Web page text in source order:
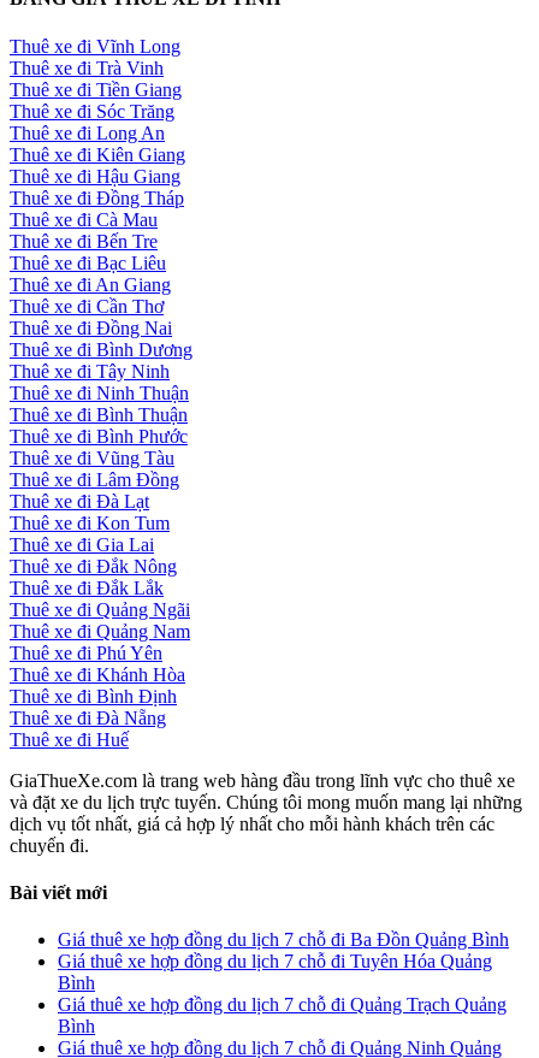
Thuê xe đi Vĩnh Long
Thuê xe đi Trà Vinh
Thuê xe đi Tiền Giang
Thuê xe đi Sóc Trăng
Thuê xe đi Long An
Thuê xe đi Kiên Giang
Thuê xe đi Hậu Giang
Thuê xe đi Đồng Tháp
Thuê xe đi Cà Mau
Thuê xe đi Bến Tre
Thuê xe đi Bạc Liêu
Thuê xe đi An Giang
Thuê xe đi Cần Thơ
Thuê xe đi Đồng Nai
Thuê xe đi Bình Dương
Thuê xe đi Tây Ninh
Thuê xe đi Ninh Thuận
Thuê xe đi Bình Thuận
Thuê xe đi Bình Phước
Thuê xe đi Vũng Tàu
Thuê xe đi Lâm Đồng
Thuê xe đi Đà Lạt
Thuê xe đi Kon Tum
Thuê xe đi Gia Lai
Thuê xe đi Đắk Nông
Thuê xe đi Đắk Lắk
Thuê xe đi Quảng Ngãi
Thuê xe đi Quảng Nam
Thuê xe đi Phú Yên
Thuê xe đi Khánh Hòa
Thuê xe đi Bình Định
Thuê xe đi Đà Nẵng
Thuê xe đi Huế
GiaThueXe.com là trang web hàng đầu trong lĩnh vực cho thuê xe
và đặt xe du lịch trực tuyến. Chúng tôi mong muốn mang lại những
dịch vụ tốt nhất, giá cả hợp lý nhất cho mỗi hành khách trên các
chuyến đi.
Bài viết mới
Giá thuê xe hợp đồng du lịch 7 chỗ đi Ba Đồn Quảng Bình
Giá thuê xe hợp đồng du lịch 7 chỗ đi Tuyên Hóa Quảng
Bình
Giá thuê xe hợp đồng du lịch 7 chỗ đi Quảng Trạch Quảng
Bình
Giá thuê xe hợp đồng du lịch 7 chỗ đi Quảng Ninh Quảng